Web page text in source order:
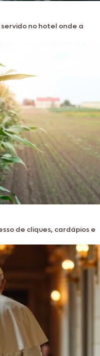
no hotel onde a
de cliques, cardápios e